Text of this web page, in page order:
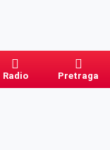
Radio Pretraga